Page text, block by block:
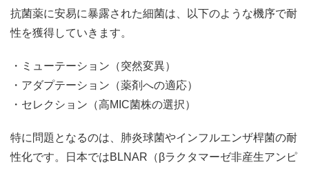
抗菌薬に安易に暴露された細菌は、以下のような機序で耐
性を獲得していきます。
・ミューテーション（突然変異）
・アダプテーション（薬剤への適応）
・セレクション（高MIC菌株の選択）
特に問題となるのは、肺炎球菌やインフルエンザ桿菌の耐
性化です。日本ではBLNAR（βラクタマーゼ非産生アンピ